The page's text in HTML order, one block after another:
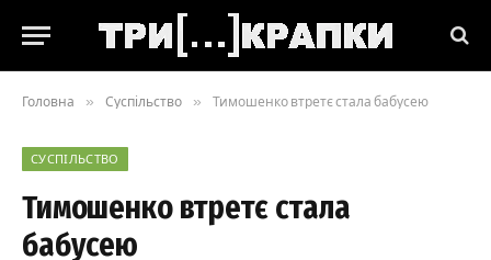
Головна » Суспільство » Тимошенко втретє стала бабусею
СУСПІЛЬСТВО
Тимошенко втретє стала
бабусею